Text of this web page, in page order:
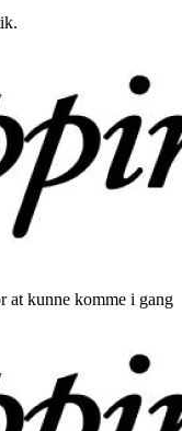
at kunne komme i gang